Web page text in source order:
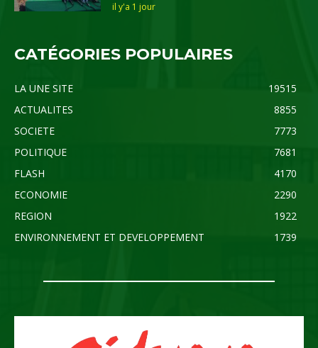
il y'a 1 jour
CATÉGORIES POPULAIRES
LA UNE SITE
19515
ACTUALITES
8855
SOCIETE
7773
POLITIQUE
7681
FLASH
4170
ECONOMIE
2290
REGION
1922
ENVIRONNEMENT ET DEVELOPPEMENT
1739